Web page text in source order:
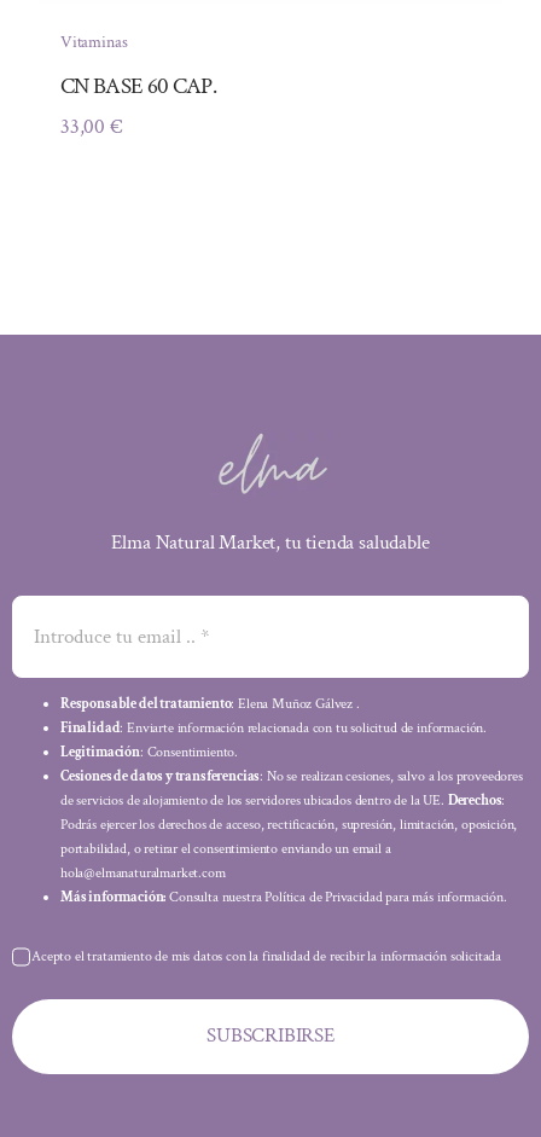
Vitaminas
CN BASE 60 CAP.
33,00 €
Elma Natural Market, tu tienda saludable
Responsable del tratamiento: Elena Muñoz Gálvez .
Finalidad: Enviarte información relacionada con tu solicitud de información.
Legitimación: Consentimiento.
Cesiones de datos y transferencias: No se realizan cesiones, salvo a los proveedores
de servicios de alojamiento de los servidores ubicados dentro de la UE. Derechos:
Podrás ejercer los derechos de acceso, rectificación, supresión, limitación, oposición,
portabilidad, o retirar el consentimiento enviando un email a
hola@elmanaturalmarket.com
Más información: Consulta nuestra Política de Privacidad para más información.
Acepto el tratamiento de mis datos con la finalidad de recibir la información solicitada
SUBSCRIBIRSE